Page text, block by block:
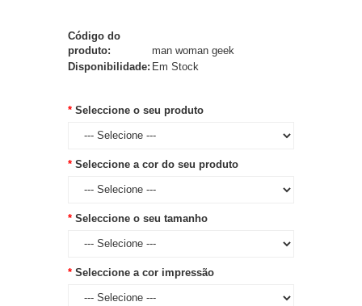
Código do
produto:
man woman geek
Disponibilidade:Em Stock
Seleccione o seu produto
Seleccione a cor do seu produto
Seleccione o seu tamanho
Seleccione a cor impressão